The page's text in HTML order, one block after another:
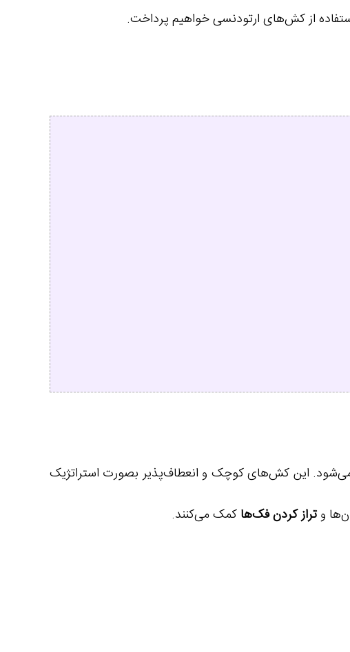
استفاده از کش‌های ارتودنسی خواهیم پرداخت.
می‌شود. این کش‌های کوچک و انعطاف‌پذیر بصورت استراتژیک
وتراز کردن فک‌ها کمک می‌کنند.